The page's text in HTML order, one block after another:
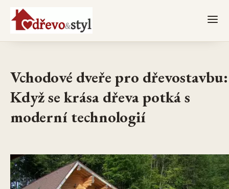
Vchodové dveře pro dřevostavbu:
Když se krása dřeva potká s
moderní technologií